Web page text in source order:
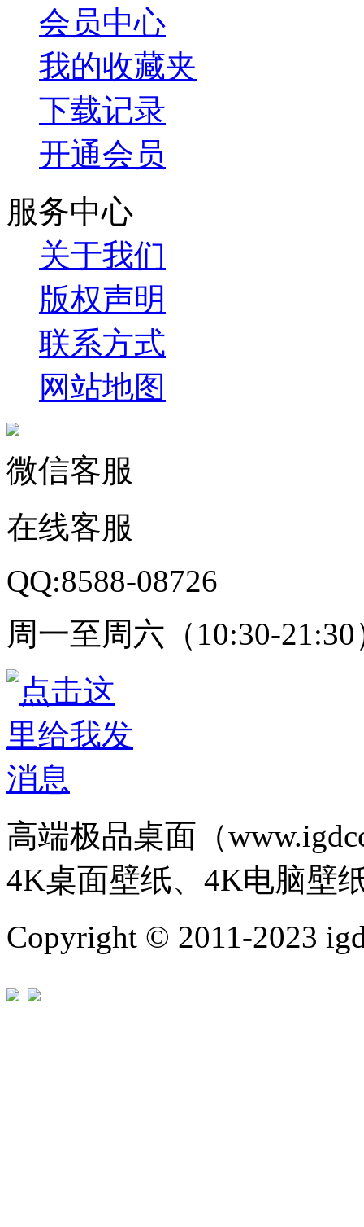
会员中心
我的收藏夹
下载记录
开通会员
服务中心
关于我们
版权声明
联系方式
网站地图
微信客服
在线客服
QQ:8588-08726
周一至周六（10:30-21:30
高端极品桌面（
4K桌面壁纸、4K电脑壁
Copyright © 2011-2023